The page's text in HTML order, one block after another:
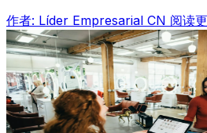
作者: Líder Empresarial CN 阅读